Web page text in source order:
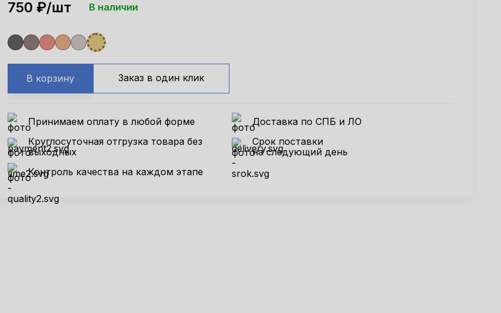
750 ₽/шт В наличии
В корзину Заказ в один клик
Принимаем оплату в любой форме
Доставка по СПБ и ЛО
Круглосуточная отгрузка товара без
выходных
Срок поставки
на следующий день
Контроль качества на каждом этапе